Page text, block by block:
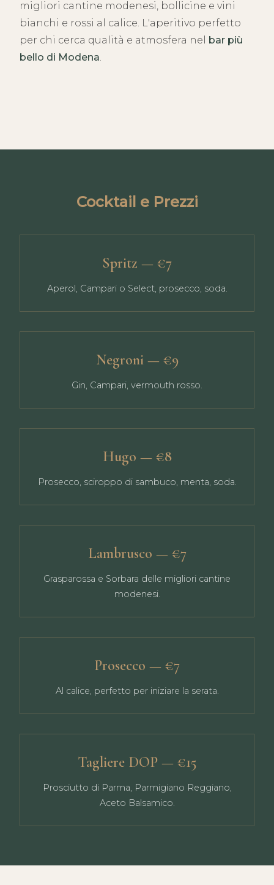
migliori cantine modenesi, bollicine e vini
bianchi e rossi al calice. L'aperitivo perfetto
per chi cerca qualità e atmosfera nel
bar più
bello di Modena.
Cocktail e Prezzi
Spritz — €7
Aperol, Campari o Select, prosecco, soda.
Negroni — €9
Gin, Campari, vermouth rosso.
Hugo — €8
Prosecco, sciroppo di sambuco, menta, soda.
Lambrusco — €7
Grasparossa e Sorbara delle migliori cantine
modenesi.
Prosecco — €7
Al calice, perfetto per iniziare la serata.
Tagliere DOP — €15
Prosciutto di Parma, Parmigiano Reggiano,
Aceto Balsamico.